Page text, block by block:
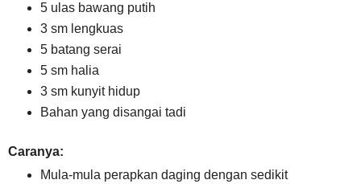
5 ulas bawang putih
3 sm lengkuas
5 batang serai
5 sm halia
3 sm kunyit hidup
Bahan yang disangai tadi
Caranya:
Mula-mula perapkan daging dengan sedikit